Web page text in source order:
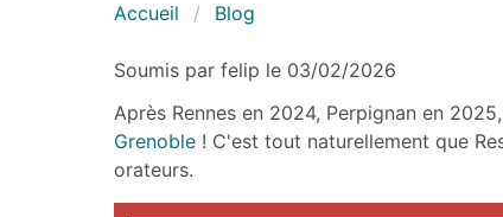
Fil d'Ariane
Accueil Blog
Soumis par felip le 03/02/2026
Après Rennes en 2024, Perpignan en
Grenoble ! C'est tout naturellement que
orateurs.